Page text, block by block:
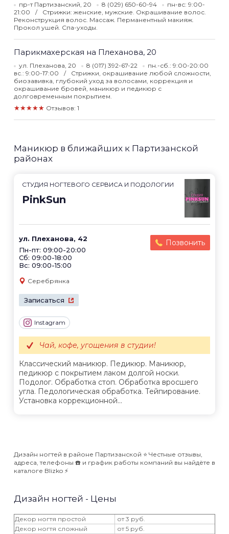
пр-т Партизанский, 20 8 (029) 650-60-94
пн-вс: 9:00-
21:00
Стрижки: женские, мужские. Окрашивание волос.
Реконструкция волос. Массаж. Перманентный макияж.
Прокол ушей. Спа-уходы.
Парикмахерская на Плеханова, 20
ул. Плеханова, 20 8 (017) 392-67-22
пн.-сб.: 9:00-20:00
вс.: 9:00-17:00
Стрижки, окрашивание любой сложности,
биозавивка, глубокий уход за волосами, коррекция и
окрашивание бровей, маникюр и педикюр с
долговременным покрытием.
★★★★★ Отзывов: 1
Маникюр в ближайших к Партизанской
районах
СТУДИЯ НОГТЕВОГО СЕРВИСА И ПОДОЛОГИИ
PinkSun
ул. Плеханова, 42
Пн-пт: 09:00-20:00
Сб: 09:00-18:00
Вс: 09:00-15:00
Позвонить
Серебрянка
Записаться
Instagram
Классический маникюр. Педикюр. Маникюр,
педикюр с покрытием лаком долгой носки.
Подолог. Обработка стоп. Обработка вросшего
угла. Педологическая обработка. Тейпирование.
Установка коррекционной...
Чай, кофе, угощения в студии!
Дизайн ногтей в районе Партизанской ⭐️ Честные отзывы,
адреса, телефоны ☎️ и график работы компаний вы найдёте в
каталоге Blizko ⚡️
Дизайн ногтей - Цены
Декор ногтя простой
от 3 руб.
Декор ногтя сложный
от 5 руб.